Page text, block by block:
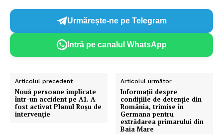
Urmărește-ne pe Telegram
Intră pe canalul WhatsApp
Articolul precedent
Nouă persoane implicate
într-un accident pe A1. A
fost activat Planul Roșu de
intervenție
Articolul următor
Informații despre
condițiile de detenție din
România, trimise în
Germana pentru
extrădarea primarului din
Baia Mare